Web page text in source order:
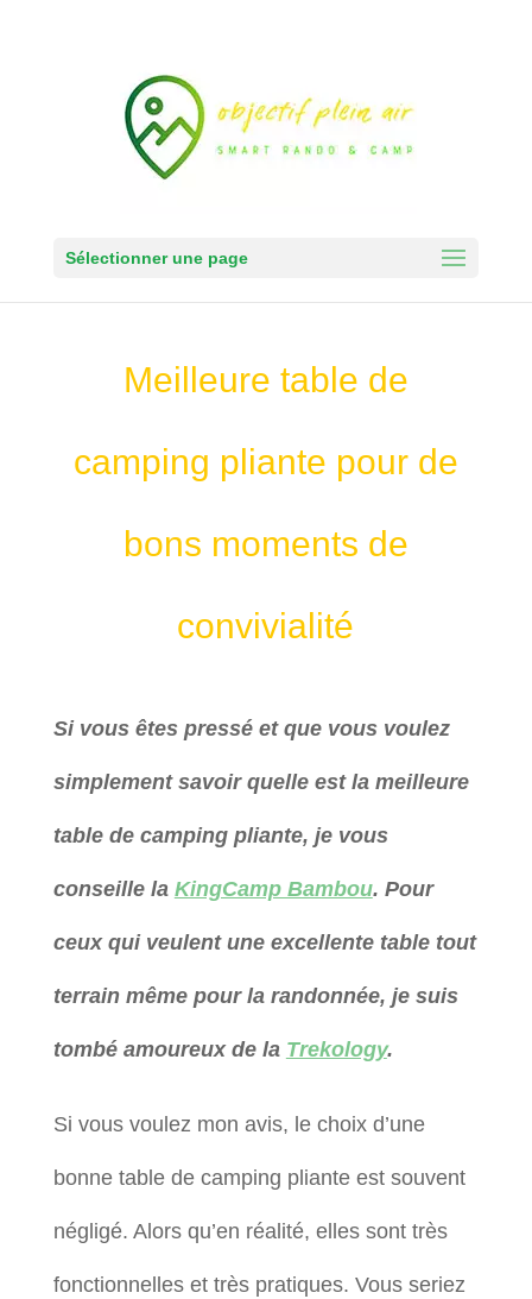
Sélectionner une page
Meilleure table de
camping pliante pour de
bons moments de
convivialité
Si vous êtes pressé et que vous voulez
simplement savoir quelle est la meilleure
table de camping pliante, je vous
conseille la KingCamp Bambou. Pour
ceux qui veulent une excellente table tout
terrain même pour la randonnée, je suis
tombé amoureux de la Trekology.
Si vous voulez mon avis, le choix d’une
bonne table de camping pliante est souvent
négligé. Alors qu’en réalité, elles sont très
fonctionnelles et très pratiques. Vous seriez